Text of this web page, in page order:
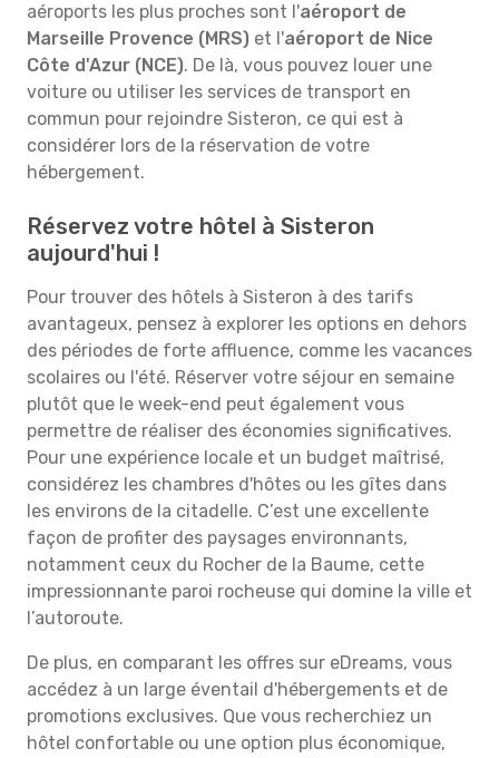
aéroports les plus proches sont l'aéroport de
Marseille Provence (MRS) et l'aéroport de Nice
Côte d'Azur (NCE). De là, vous pouvez louer une
voiture ou utiliser les services de transport en
commun pour rejoindre Sisteron, ce qui est à
considérer lors de la réservation de votre
hébergement.
Réservez votre hôtel à Sisteron
aujourd'hui !
Pour trouver des hôtels à Sisteron à des tarifs
avantageux, pensez à explorer les options en dehors
des périodes de forte affluence, comme les vacances
scolaires ou l'été. Réserver votre séjour en semaine
plutôt que le week-end peut également vous
permettre de réaliser des économies significatives.
Pour une expérience locale et un budget maîtrisé,
considérez les chambres d'hôtes ou les gîtes dans
les environs de la citadelle. C’est une excellente
façon de profiter des paysages environnants,
notamment ceux du Rocher de la Baume, cette
impressionnante paroi rocheuse qui domine la ville et
l’autoroute.
De plus, en comparant les offres sur eDreams, vous
accédez à un large éventail d'hébergements et de
promotions exclusives. Que vous recherchiez un
hôtel confortable ou une option plus économique,